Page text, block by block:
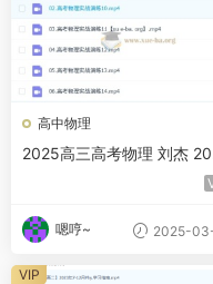
高中物理
2025高三高考物理 刘杰 2025
一轮二轮暑假秋季寒假春季
嗯哼~ 2025-
VIP